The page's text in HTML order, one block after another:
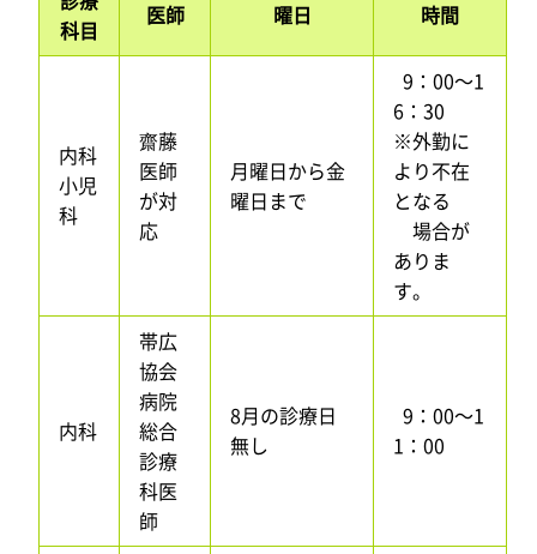
科目
医師 曜日 時間
内科
小児
科
齋藤
医師
が対
応
月曜日から金
曜日まで
9：00～1
6：30
※外勤に
より不在
となる
場合が
ありま
す。
内科
帯広
協会
病院
総合
診療
科医
師
8月の診療日
無し
9：00～1
1：00